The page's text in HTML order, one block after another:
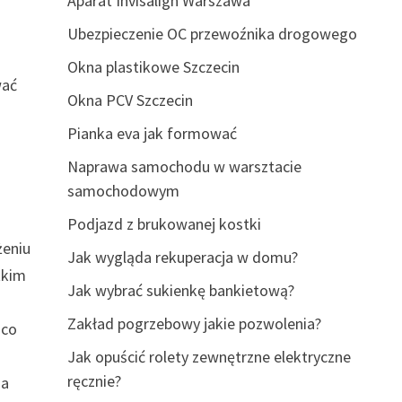
Ubezpieczenie OC przewoźnika drogowego
Okna plastikowe Szczecin
Okna PCV Szczecin
Pianka eva jak formować
Naprawa samochodu w warsztacie
samochodowym
Podjazd z brukowanej kostki
Jak wygląda rekuperacja w domu?
Jak wybrać sukienkę bankietową?
Zakład pogrzebowy jakie pozwolenia?
Jak opuścić rolety zewnętrzne elektryczne
ręcznie?